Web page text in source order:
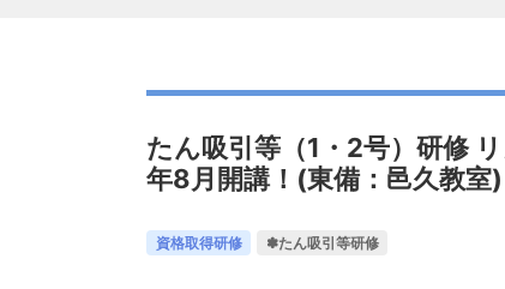
たん吸引等（1・2号）研修
年8月開講！(東備：邑久教室)
資格取得研修 ✽たん吸引等研修